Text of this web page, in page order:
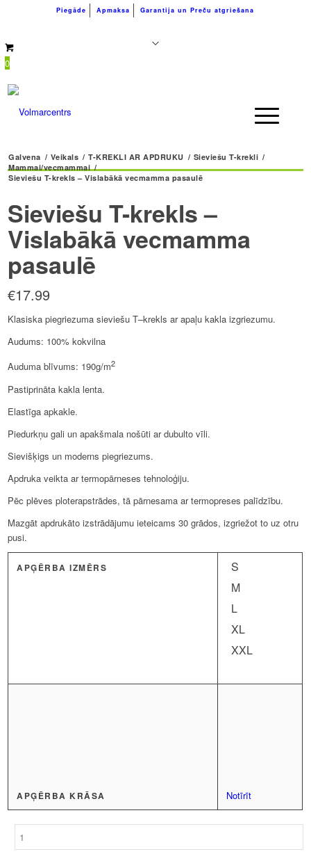
Piegāde Apmaksa Garantija un Preču atgriešana
0
Galvena / Veikals / T-KREKLI AR APDRUKU / Sieviešu T-krekli /
Mammai/vecmammai /
Sieviešu T-krekls – Vislabākā vecmamma pasaulē
Sieviešu T-krekls –
Vislabākā vecmamma
pasaulē
€17.99
Klasiska piegriezuma sieviešu T–krekls ar apaļu kakla izgriezumu.
Audums: 100% kokvilna
Auduma blīvums: 190g/m2
Pastiprināta kakla lenta.
Elastīga apkakle.
Piedurkņu gali un apakšmala nošūti ar dubulto vīli.
Sievišķigs un moderns piegriezums.
Apdruka veikta ar termopārneses tehnoloģiju.
Pēc plēves ploterapstrādes, tā pārnesama ar termopreses palīdzību.
Mazgāt apdrukāto izstrādājumu ieteicams 30 grādos, izgriežot to uz otru
pusi.
APĢĒRBA IZMĒRS
S
M
L
XL
XXL
APĢĒRBA KRĀSA Notīrīt